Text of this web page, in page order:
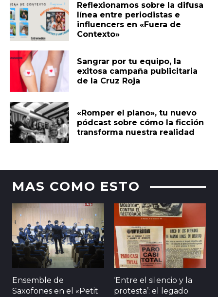
Reflexionamos sobre la difusa
línea entre periodistas e
influencers en «Fuera de
Contexto»
Sangrar por tu equipo, la
exitosa campaña publicitaria
de la Cruz Roja
«Romper el plano», tu nuevo
pódcast sobre cómo la ficción
transforma nuestra realidad
MAS COMO ESTO
Ensemble de
Saxofones en el «Petit
‘Entre el silencio y la
protesta’: el legado